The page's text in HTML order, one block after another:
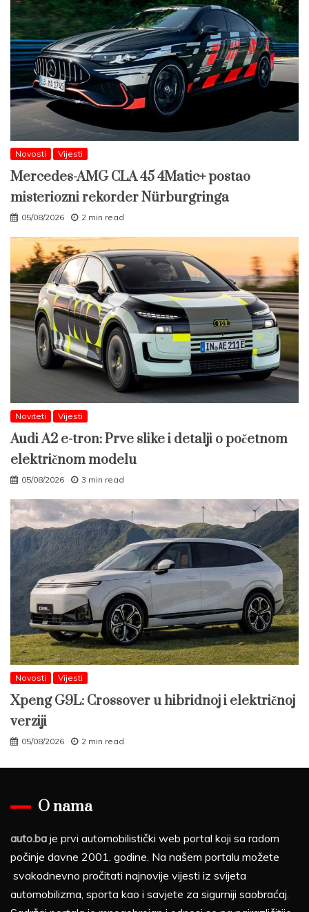
Novosti Vijesti
Mercedes-AMG CLA 45 4Matic+ postao
misteriozni rekorder Nürburgringa
05/08/2026 2 min read
Noviteti Vijesti
Audi A2 e-tron: Prve slike i detalji o početnom
električnom modelu
05/08/2026 3 min read
Novosti Vijesti
Xpeng G9L: Crossover u hibridnoj i električnoj
verziji
05/08/2026 2 min read
O nama
auto.ba je prvi automobilistički web portal koji sa radom
počinje davne 2001. godine. Na našem portalu možete
svakodnevno pročitati najnovije vijesti iz svijeta
automobilizma, sporta kao i savjete za sigurniji saobraćaj.